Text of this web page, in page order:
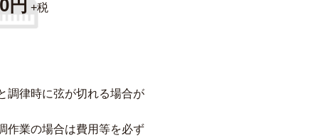
円 +税
調律時に弦が切れる場合が
作業の場合は費用等を必ず